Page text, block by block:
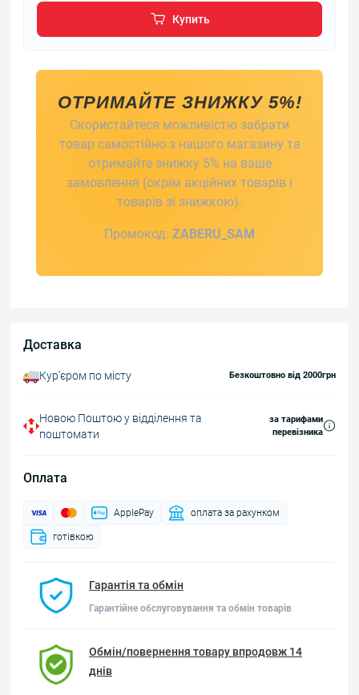
Купить
ОТРИМАЙТЕ ЗНИЖКУ 5%!
Скористайтеся можливістю забрати
товар самостійно з нашого магазину та
отримайте знижку 5% на ваше
замовлення (окрім акційних товарів і
товарів зі знижкою).
Промокод: ZABERU_SAM
Доставка
Курʼєром по місту Безкоштовно від 2000грн
Новою Поштою у відділення та
поштомати
за тарифами
перевізника
Оплата
ApplePay оплата за рахунком
готівкою
Гарантія та обмін
Гарантійне обслуговування та обмін товарів
Обмін/повернення товару впродовж 14
днів